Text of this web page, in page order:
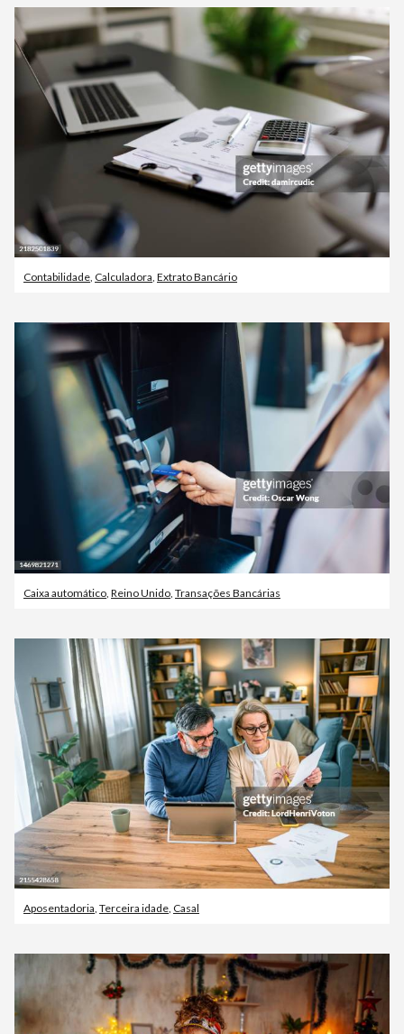
Contabilidade, Calculadora, Extrato Bancário
Caixa automático Reino Unido Transações Bancárias
Aposentadoria Terceira idade Casal